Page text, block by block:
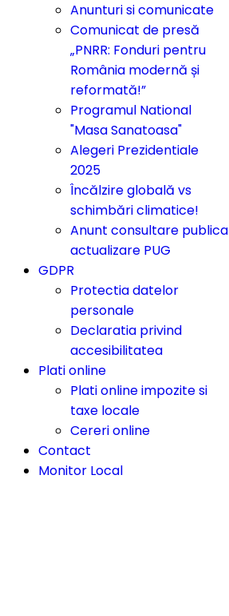
Anunturi si comunicate
Comunicat de presă
„PNRR: Fonduri pentru
România modernă și
reformată!”
Programul National
"Masa Sanatoasa"
Alegeri Prezidentiale
2025
Încălzire globală vs
schimbări climatice!
Anunt consultare publica
actualizare PUG
GDPR
Protectia datelor
personale
Declaratia privind
accesibilitatea
Plati online
Plati online impozite si
taxe locale
Cereri online
Contact
Monitor Local